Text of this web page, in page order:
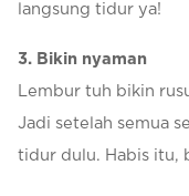
langsung tidur ya!
3. Bikin nyaman
Lembur tuh bikin
Jadi setelah semua
tidur dulu. Habis itu,